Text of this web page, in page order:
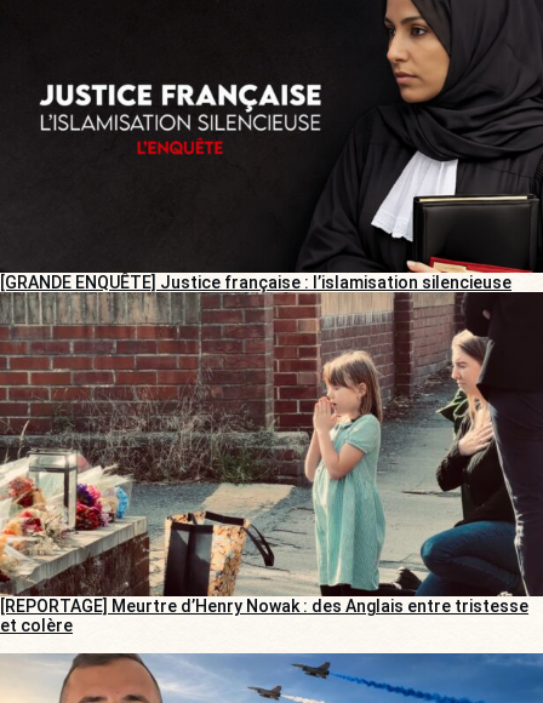
[GRANDE ENQUÊTE] Justice française : l’islamisation silencieuse
[REPORTAGE] Meurtre d’Henry Nowak : des Anglais entre tristesse
et colère